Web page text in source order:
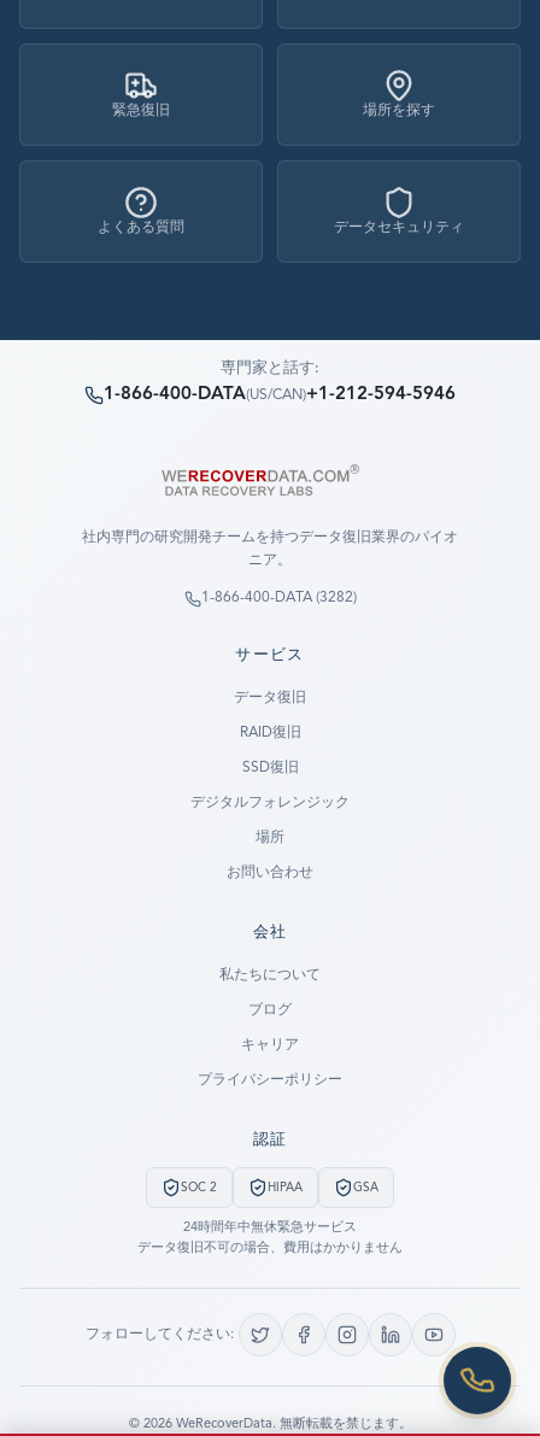
緊急復旧 場所を探す
よくある質問 データセキュリティ
専門家と話す:
1-866-400-DATA(US/CAN)+1-212-594-5946
社内専門の研究開発チームを持つデータ復旧業界のパイオ
ニア。
1-866-400-DATA (3282)
サービス
データ復旧
RAID復旧
SSD復旧
デジタルフォレンジック
場所
お問い合わせ
会社
私たちについて
ブログ
キャリア
プライバシーポリシー
認証
SOC 2 HIPAA GSA
24時間年中無休緊急サービス
データ復旧不可の場合、費用はかかりません
フォローしてください:
© 2026WeRecoverData. 無断転載を禁じます。
PREVIOUS CUSTOMER? LOGIN
LET US CALL YOU NOW!
REQUEST AN ESTIMATE